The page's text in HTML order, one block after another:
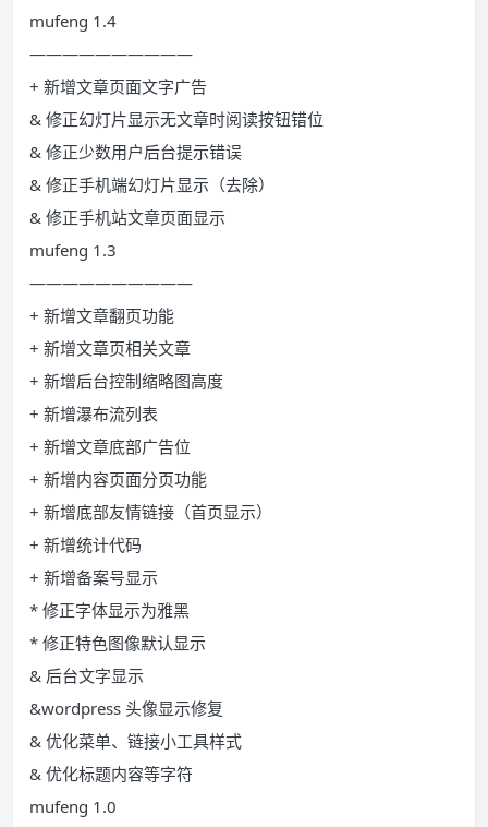
mufeng 1.4
——————————
+ 新增文章页面文字广告
& 修正幻灯片显示无文章时阅读按钮错位
& 修正少数用户后台提示错误
& 修正手机端幻灯片显示（去除）
& 修正手机站文章页面显示
mufeng 1.3
——————————
+ 新增文章翻页功能
+ 新增文章页相关文章
+ 新增后台控制缩略图高度
+ 新增瀑布流列表
+ 新增文章底部广告位
+ 新增内容页面分页功能
+ 新增底部友情链接（首页显示）
+ 新增统计代码
+ 新增备案号显示
* 修正字体显示为雅黑
* 修正特色图像默认显示
& 后台文字显示
&wordpress 头像显示修复
& 优化菜单、链接小工具样式
& 优化标题内容等字符
mufeng 1.0